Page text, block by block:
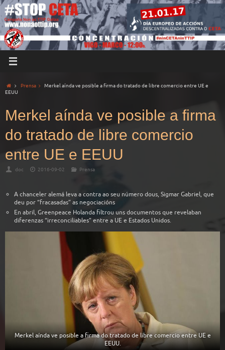
Prensa
Merkel aínda ve posible a firma do tratado de libre comercio entre UE e
EEUU
Merkel aínda ve posible a firma
do tratado de libre comercio
entre UE e EEUU
doc 2016-09-02 Prensa
A chanceler alemá leva a contra ao seu número dous, Sigmar Gabriel, que
deu por “fracasadas” as negociacións
En abril, Greenpeace Holanda filtrou uns documentos que revelaban
diferenzas “irreconciliables” entre a UE e Estados Unidos.
Merkel aínda ve posible a firma do tratado de libre comercio entre UE e
EEUU.